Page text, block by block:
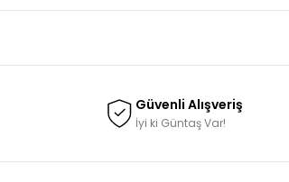
Güvenli Alışveriş
İyi ki Güntaş Var!